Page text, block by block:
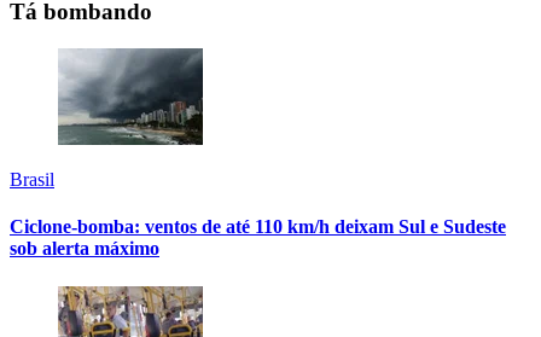
Tá bombando
Brasil
Ciclone-bomba: ventos de até 110 km/h deixam Sul e Sudeste
sob alerta máximo